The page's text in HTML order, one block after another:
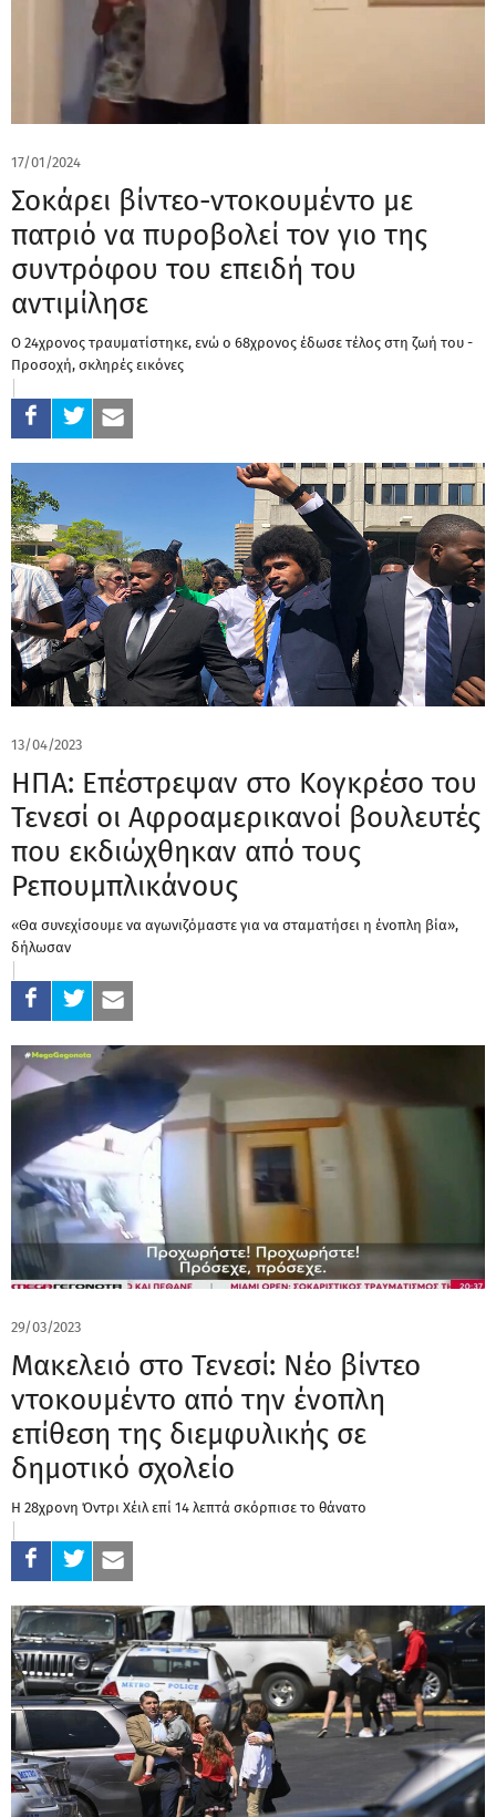
17/01/2024
Σοκάρει βίντεο-ντοκουμέντο με
πατριό να πυροβολεί τον γιο της
συντρόφου του επειδή του
αντιμίλησε
Ο 24χρονος τραυματίστηκε, ενώ ο 68χρονος έδωσε τέλος στη ζωή του -
Προσοχή, σκληρές εικόνες
13/04/2023
ΗΠΑ: Επέστρεψαν στο Κογκρέσο του
Τενεσί οι Αφροαμερικανοί βουλευτές
που εκδιώχθηκαν από τους
Ρεπουμπλικάνους
«Θα συνεχίσουμε να αγωνιζόμαστε για να σταματήσει η ένοπλη βία»,
δήλωσαν
29/03/2023
Μακελειό στο Τενεσί: Νέο βίντεο
ντοκουμέντο από την ένοπλη
επίθεση της διεμφυλικής σε
δημοτικό σχολείο
Η 28χρονη Όντρι Χέιλ επί 14 λεπτά σκόρπισε το θάνατο